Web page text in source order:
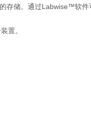
存储。通过Labwise™软件
置。